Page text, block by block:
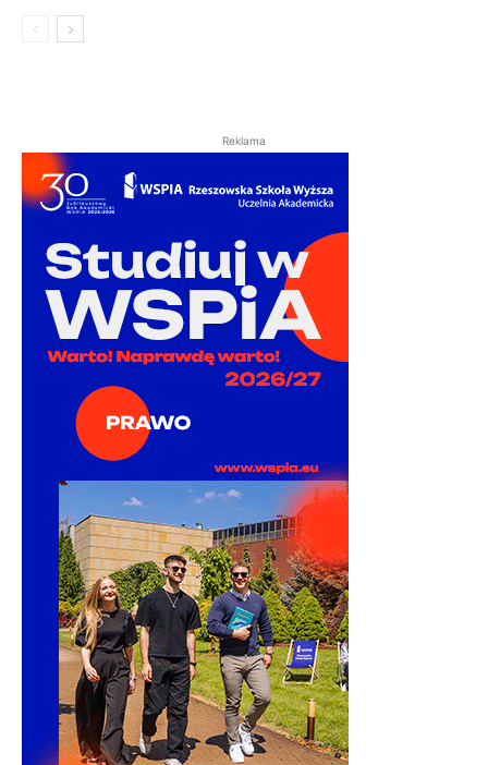
Reklama